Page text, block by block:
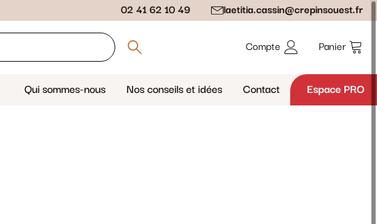
02 41 62 10 49 laetitia.cassin@crepinsouest.fr
Compte Panier
Qui sommes-nous Nos conseils et idées Contact Espace PRO